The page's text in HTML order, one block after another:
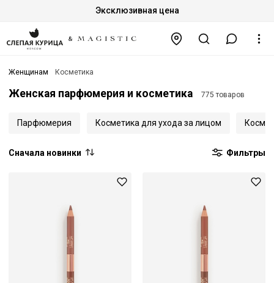
Эксклюзивная цена
Женщинам Косметика
Женская парфюмерия и косметика 775 товаров
Парфюмерия Косметика для ухода за лицом
Сначала новинки Фильтры